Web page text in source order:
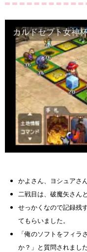
かよさん、ヨシュアさ
二戦目は、破魔矢さん
せっかくなので記録残
てもらいました。
「俺のソフトをフィラ
か？」と質問されまし